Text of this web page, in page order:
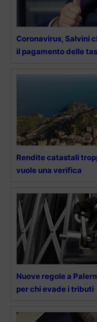
Coronavirus, Salvini
il pagamento delle
Rendite catastali
vuole una verifica
Nuove regole a
per chi evade i tributi